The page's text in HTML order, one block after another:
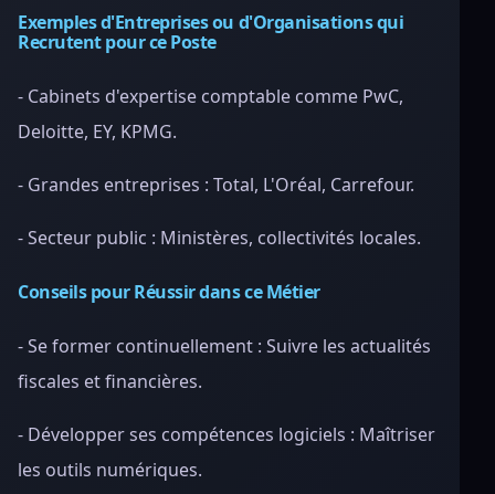
Exemples d'Entreprises ou d'Organisations qui
Recrutent pour ce Poste
- Cabinets d'expertise comptable comme PwC,
Deloitte, EY, KPMG.
- Grandes entreprises : Total, L'Oréal, Carrefour.
- Secteur public : Ministères, collectivités locales.
Conseils pour Réussir dans ce Métier
- Se former continuellement : Suivre les actualités
fiscales et financières.
- Développer ses compétences logiciels : Maîtriser
les outils numériques.